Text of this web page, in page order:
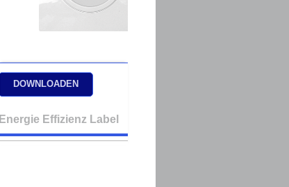
DOWNLOADEN
Energie Effizienz Label